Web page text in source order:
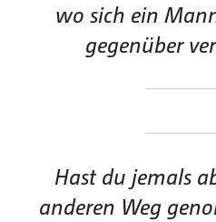
wo sich ein
gegenüber
Hast du jemals
anderen Weg